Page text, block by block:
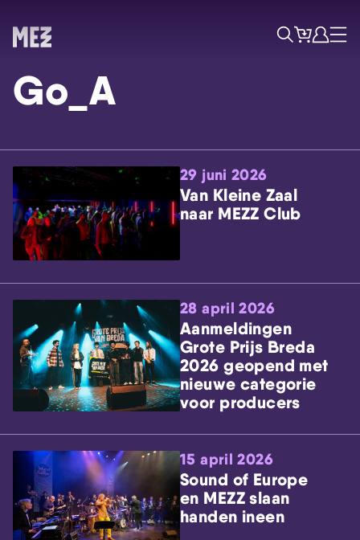
Skip navigatie
ZoekTicketsAccount
Menu
Go_A
29 juni 2026
Van Kleine Zaal
naar MEZZ Club
28 april 2026
Aanmeldingen
Grote Prijs Breda
2026 geopend met
nieuwe categorie
voor producers
15 april 2026
Sound of Europe
en MEZZ slaan
handen ineen